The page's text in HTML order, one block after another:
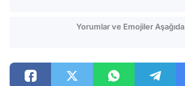
Yorumlar ve Emojiler Aşağıda